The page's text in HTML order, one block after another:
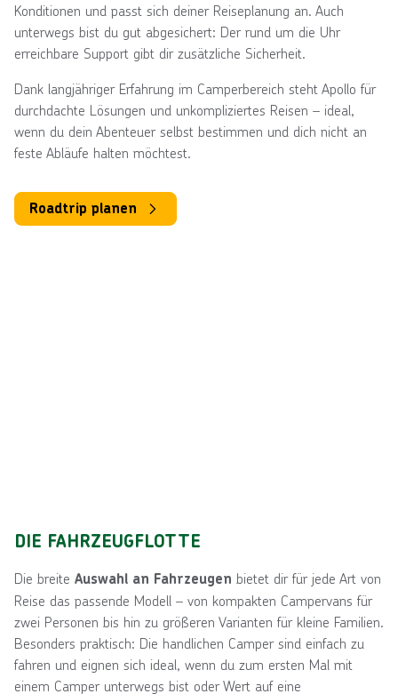
Konditionen und passt sich deiner Reiseplanung an. Auch
unterwegs bist du gut abgesichert: Der rund um die Uhr
erreichbare Support gibt dir zusätzliche Sicherheit.
Dank langjähriger Erfahrung im Camperbereich steht Apollo für
durchdachte Lösungen und unkompliziertes Reisen – ideal,
wenn du dein Abenteuer selbst bestimmen und dich nicht an
feste Abläufe halten möchtest.
Roadtrip planen
DIE FAHRZEUGFLOTTE
Die breite Auswahl an Fahrzeugen bietet dir für jede Art von
Reise das passende Modell – von kompakten Campervans für
zwei Personen bis hin zu größeren Varianten für kleine Familien.
Besonders praktisch: Die handlichen Camper sind einfach zu
fahren und eignen sich ideal, wenn du zum ersten Mal mit
einem Camper unterwegs bist oder Wert auf eine